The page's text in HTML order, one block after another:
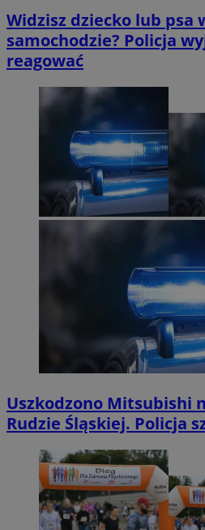
Widzisz dziecko lub psa
samochodzie? Policja
reagować
Uszkodzono Mitsubishi
Rudzie Śląskiej. Policja